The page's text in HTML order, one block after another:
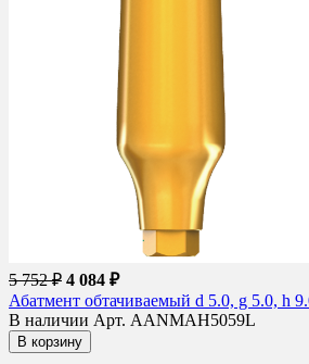
5 752 ₽ 4 084 ₽
Абатмент обтачиваемый d 5.0, g 5.0, h
В наличии Арт. AANMAH5059L
В корзину